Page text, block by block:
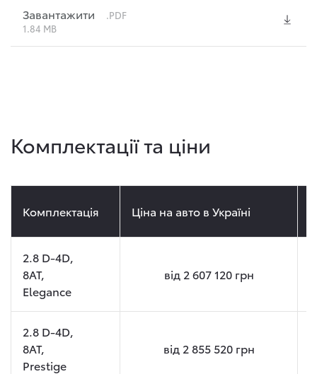
Завантажити
.PDF
1.84 MB
Комплектації та ціни
Комплектація Ціна на авто в Україні
2.8 D-4D,
8AT,
Elegance
від 2 607 120грн
2.8 D-4D,
8AT,
Prestige
від 2 855 520грн